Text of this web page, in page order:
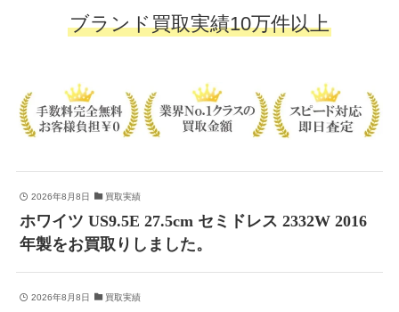
ブランド買取実績10万件以上
2026年8月8日 買取実績
ホワイツ US9.5E 27.5cm セミドレス 2332W 2016
年製をお買取りしました。
2026年8月8日 買取実績